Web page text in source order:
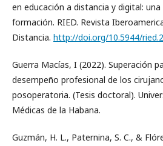
en educación a distancia y digital:
formación. RIED. Revista
Distancia. http://doi.org/10.5944/
Guerra Macías, I (2022). Superación
desempeño profesional de los
posoperatoria. (Tesis doctoral).
Médicas de la Habana.
Guzmán, H. L., Paternina, S. C., &